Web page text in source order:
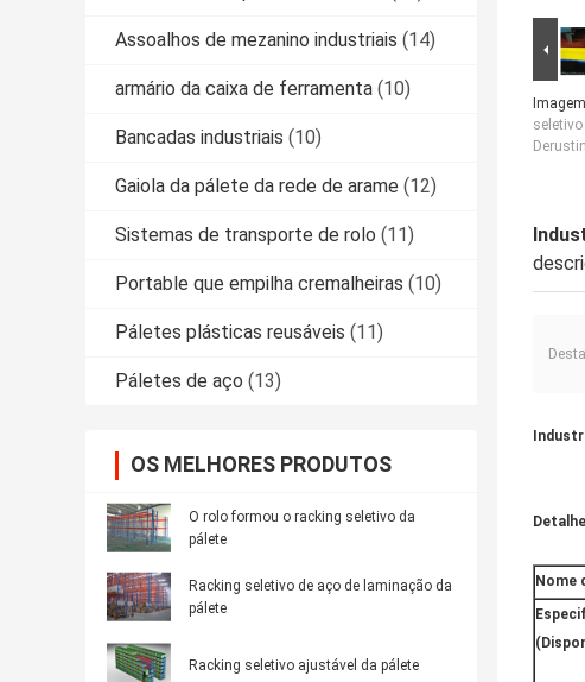
Assoalhos de mezanino industriais (14)
armário da caixa de ferramenta (10)
Bancadas industriais (10)
Gaiola da pálete da rede de arame (12)
Sistemas de transporte de rolo (11)
Portable que empilha cremalheiras (10)
Páletes plásticas reusáveis (11)
Páletes de aço (13)
OS MELHORES PRODUTOS
O rolo formou o racking seletivo da
pálete
Racking seletivo de aço de laminação da
pálete
Racking seletivo ajustável da pálete
Nome